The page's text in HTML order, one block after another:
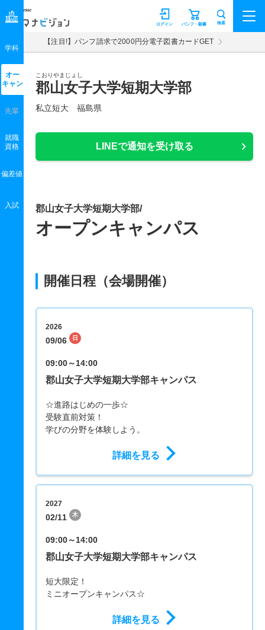
マナビジョン パンフ・願書
ログイン 検索
【注目!】パンフ請求で2000円分電子図書カードGET
こおりやまじょし
郡山女子大学短期大学部
私立短大 福島県
LINEで通知を受け取る
学科
オー
キャン
先輩
就職
資格
偏差値
入試 郡山女子大学短期大学部/
オープンキャンパス
開催日程（会場開催）
2026
09/06 日
09:00～14:00
郡山女子大学短期大学部キャンパス
☆進路はじめの一歩☆
受験直前対策！
学びの分野を体験しよう。
詳細を見る
2027
02/11 木
09:00～14:00
郡山女子大学短期大学部キャンパス
短大限定！
ミニオープンキャンパス☆
詳細を見る